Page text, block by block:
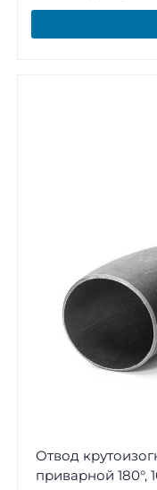
Отвод
приварной 180°,